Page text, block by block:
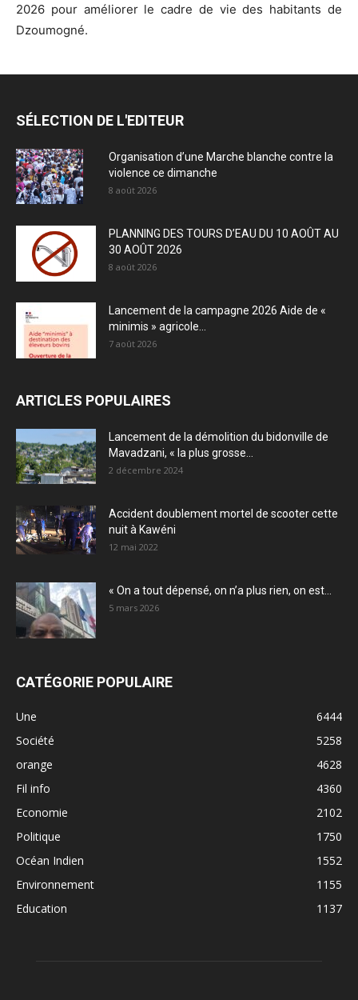
2026 pour améliorer le cadre de vie des habitants de
Dzoumogné.
SÉLECTION DE L'EDITEUR
Organisation d’une Marche blanche contre la
violence ce dimanche
8 août 2026
PLANNING DES TOURS D’EAU DU 10 AOÛT AU
30 AOÛT 2026
8 août 2026
Lancement de la campagne 2026 Aide de «
minimis » agricole...
7 août 2026
ARTICLES POPULAIRES
Lancement de la démolition du bidonville de
Mavadzani, « la plus grosse...
2 décembre 2024
Accident doublement mortel de scooter cette
nuit à Kawéni
12 mai 2022
« On a tout dépensé, on n’a plus rien, on est...
5 mars 2026
CATÉGORIE POPULAIRE
Une
6444
Société
5258
orange
4628
Fil info
4360
Economie
2102
Politique
1750
Océan Indien
1552
Environnement
1155
Education
1137